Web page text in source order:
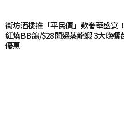
街坊酒樓推「平民價」歎奢華盛宴
紅燒BB鴿/$28開邊蒸龍蝦 3大晚餐
優惠